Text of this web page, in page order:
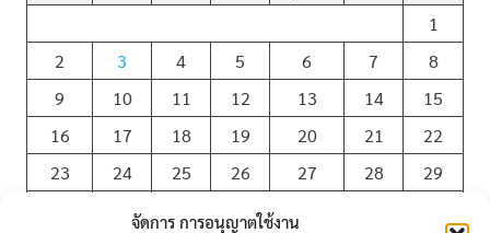
จัดการ การอนุญาตใช้งาน
1
2
3 4 5 6 7
8
9
10 11 12 13 14
15
16
17 18 19 20 21
22
23
24 25 26 27 28
29